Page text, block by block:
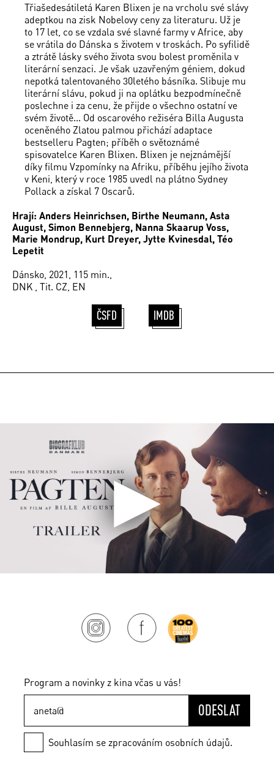
Třiašedesátiletá Karen Blixen je na vrcholu své slávy
adeptkou na zisk Nobelovy ceny za literaturu. Už je
to 17 let, co se vzdala své slavné farmy v Africe, aby
se vrátila do Dánska s životem v troskách. Po syfilidě
a ztrátě lásky svého života svou bolest proměnila v
literární senzaci. Je však uzavřeným géniem, dokud
nepotká talentovaného 30letého básníka. Slibuje mu
literární slávu, pokud ji na oplátku bezpodmínečně
poslechne i za cenu, že přijde o všechno ostatní ve
svém životě... Od oscarového režiséra Billa Augusta
oceněného Zlatou palmou přichází adaptace
bestselleru Pagten; příběh o světoznámé
spisovatelce Karen Blixen. Blixen je nejznámější
díky filmu Vzpomínky na Afriku, příběhu jejího života
v Keni, který v roce 1985 uvedl na plátno Sydney
Pollack a získal 7 Oscarů.
Hrají: Anders Heinrichsen, Birthe Neumann, Asta
August, Simon Bennebjerg, Nanna Skaarup Voss,
Marie Mondrup, Kurt Dreyer, Jytte Kvinesdal, Téo
Lepetit
Dánsko, 2021, 115 min.,
DNK , Tit. CZ, EN
ČSFD IMDB
Program a novinky z kina včas u vás!
ODESLAT
Souhlasím se zpracováním osobních údajů.